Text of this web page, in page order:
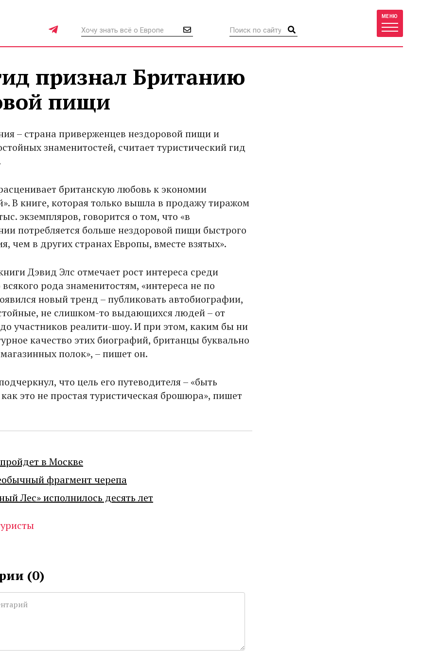
МЕНЮ
признал Британию
пищи
– страна приверженцев нездоровой пищи и
знаменитостей, считает туристический гид
британскую любовь к экономии
В книге, которая только вышла в продажу тиражом
экземпляров, говорится о том, что «в
потребляется больше нездоровой пищи быстрого
чем в других странах Европы, вместе взятых».
Дэвид Элс отмечает рост интереса среди
рода знаменитостям, «интереса не по
новый тренд – публиковать автобиографии,
не слишком-то выдающихся людей – от
участников реалити-шоу. И при этом, каким бы ни
качество этих биографий, британцы буквально
полок», – пишет он.
что цель его путеводителя – «быть
это не простая туристическая брошюра», пишет
в Москве
фрагмент черепа
Лес» исполнилось десять лет
(0)